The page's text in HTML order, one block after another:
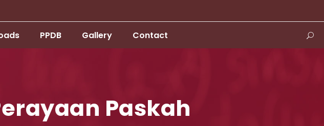
PPDB Gallery Contact
Paskah